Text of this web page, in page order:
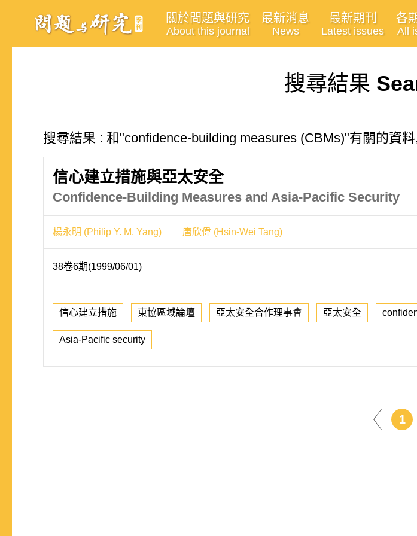
關於問題與研究
About this journal
最新消息
News
最新期刊
Latest issues
各
All
搜尋結果
搜尋結果 : 和"confidence-building measures (CBMs)"有關的資
信心建立措施與亞太安全
Confidence-Building Measures and Asia-Pacific Security
楊永明 (Philip Y. M. Yang) 唐欣偉 (Hsin-Wei Tang)
38卷6期(1999/06/01)
信心建立措施 東協區域論壇 亞太安全合作理事會 亞太安全
Asia-Pacific security
1